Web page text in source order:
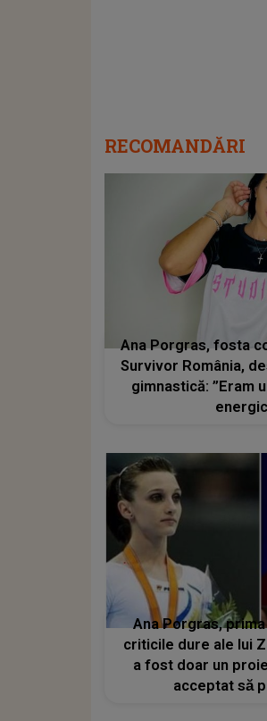
RECOMANDĂRI
Ana Porgras, fosta
Survivor România,
gimnastică: ”Eram
Ana Porgras,
criticile dure ale lui
a fost doar un
acceptat să